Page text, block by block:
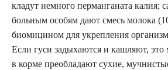
кладут немного перманганата калия;
больным особям дают смесь молока
биомицином для укрепления
Если гуси задыхаются и кашляют, это
в корме преобладают сухие,